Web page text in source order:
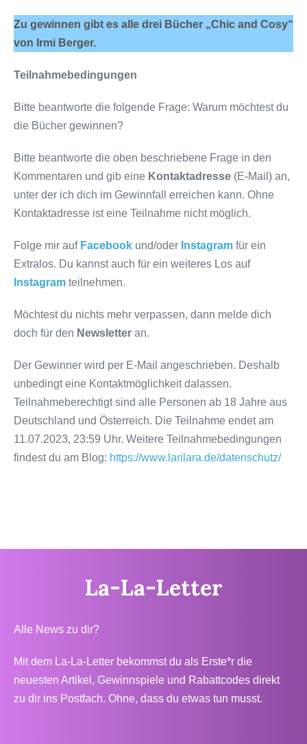
Zu gewinnen gibt es alle drei Bücher „Chic and Cosy“
von Irmi Berger.
Teilnahmebedingungen
Bitte beantworte die folgende Frage: Warum möchtest du
die Bücher gewinnen?
Bitte beantworte die oben beschriebene Frage in den
Kommentaren und gib eine Kontaktadresse (E-Mail) an,
unter der ich dich im Gewinnfall erreichen kann. Ohne
Kontaktadresse ist eine Teilnahme nicht möglich.
Folge mir auf Facebook und/oder Instagram für ein
Extralos. Du kannst auch für ein weiteres Los auf
Instagram teilnehmen.
Möchtest du nichts mehr verpassen, dann melde dich
doch für den Newsletter an.
Der Gewinner wird per E-Mail angeschrieben. Deshalb
unbedingt eine Kontaktmöglichkeit dalassen.
Teilnahmeberechtigt sind alle Personen ab 18 Jahre aus
Deutschland und Österreich. Die Teilnahme endet am
11.07.2023, 23:59 Uhr. Weitere Teilnahmebedingungen
findest du am Blog: https://www.larilara.de/datenschutz/
La-La-Letter
Alle News zu dir?
Mit dem La-La-Letter bekommst du als Erste*r die
neuesten Artikel, Gewinnspiele und Rabattcodes direkt
zu dir ins Postfach. Ohne, dass du etwas tun musst.